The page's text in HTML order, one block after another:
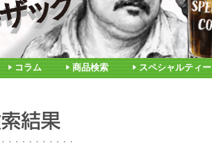
コラム 商品検索 スペシャルティ